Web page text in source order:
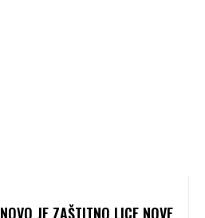
JE ZAŠTITNO LICE NOVE